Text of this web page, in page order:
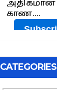
CATEGORIES